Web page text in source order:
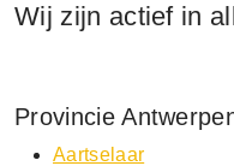
Wij zijn actief in
Provincie
Aartselaar